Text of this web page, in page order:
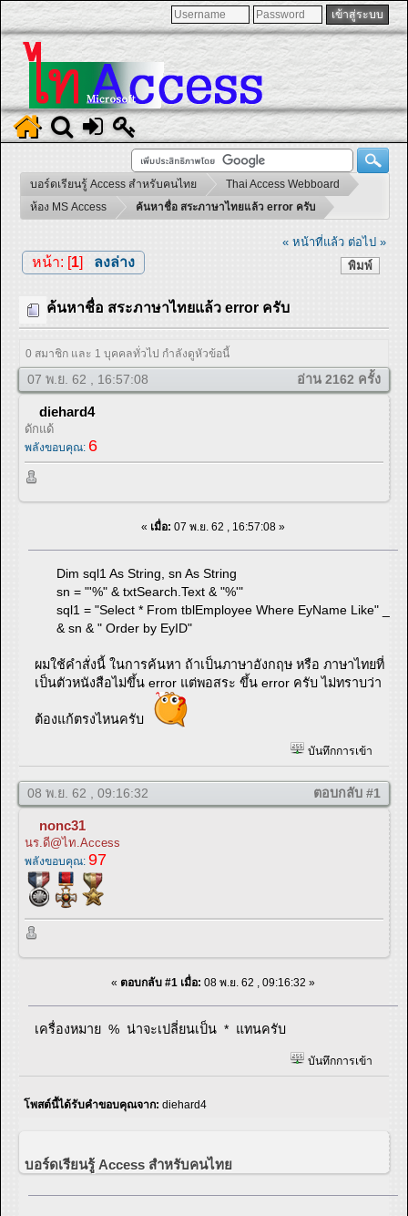
บอร์ดเรียนรู้ Access สำหรับคนไทย
Thai Access Webboard
ห้อง MS Access
ค้นหาชื่อ สระภาษาไทยแล้ว error ครับ
« หน้าที่แล้ว ต่อไป »
พิมพ์
หน้า: [1] ลงล่าง
ค้นหาชื่อ สระภาษาไทยแล้ว error ครับ
0 สมาชิก และ 1 บุคคลทั่วไป กำลังดูหัวข้อนี้
07 พ.ย. 62 , 16:57:08 อ่าน 2162 ครั้ง
diehard4
ดักแด้
พลังขอบคุณ: 6
« เมื่อ: 07 พ.ย. 62 , 16:57:08 »
Dim sql1 As String, sn As String
sn = "'%" & txtSearch.Text & "%'"
sql1 = "Select * From tblEmployee Where EyName Like" _
& sn & " Order by EyID"
ผมใช้คำสั่งนี้ ในการค้นหา ถ้าเป็นภาษาอังกฤษ หรือ ภาษาไทยที่
เป็นตัวหนังสือไม่ขึ้น error แต่พอสระ ขึ้น error ครับ ไม่ทราบว่า
ต้องแก้ตรงไหนครับ
บันทึกการเข้า
08 พ.ย. 62 , 09:16:32 ตอบกลับ #1
nonc31
นร.ดี@ไท.Access
พลังขอบคุณ: 97
« ตอบกลับ #1 เมื่อ: 08 พ.ย. 62 , 09:16:32 »
เครื่องหมาย % น่าจะเปลี่ยนเป็น * แทนครับ
บันทึกการเข้า
โพสต์นี้ได้รับคำขอบคุณจาก: diehard4
บอร์ดเรียนรู้ Access สำหรับคนไทย